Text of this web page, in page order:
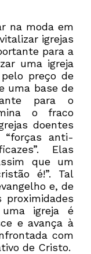
na moda em
igrejas
para a
uma igreja
preço de
uma base de
para o
o fraco
doentes
“forças anti-
Elas
que um
é!”. Tal
e, de
proximidades
uma igreja é
e avança à
com
de Cristo.